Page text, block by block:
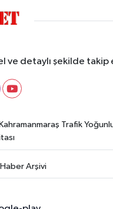
ve detaylı şekilde
Kahramanmaraş Trafik
Haber Arşivi